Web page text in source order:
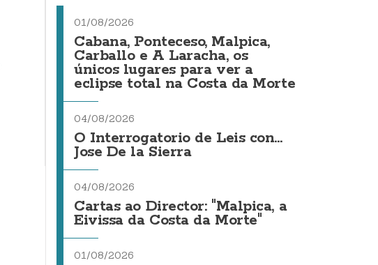
01/08/2026
Cabana, Ponteceso, Malpica,
Carballo e A Laracha, os
únicos lugares para ver a
eclipse total na Costa da Morte
04/08/2026
O Interrogatorio de Leis con...
Jose De la Sierra
04/08/2026
Cartas ao Director: "Malpica, a
Eivissa da Costa da Morte"
01/08/2026